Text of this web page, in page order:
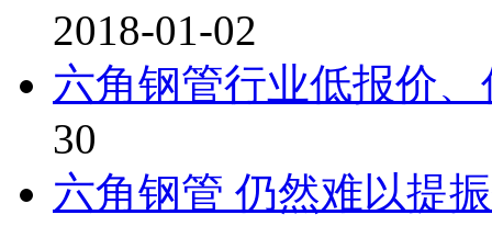
2018-01-02
六角钢管行业低报价
30
六角钢管 仍然难以提